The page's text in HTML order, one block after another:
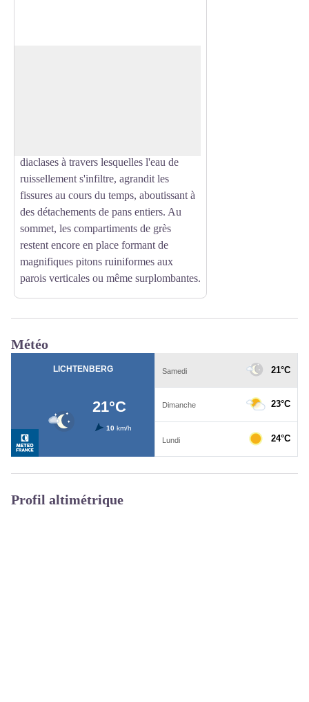
diaclases à travers lesquelles l'eau de
ruissellement s'infiltre, agrandit les
fissures au cours du temps, aboutissant à
des détachements de pans entiers. Au
sommet, les compartiments de grès
restent encore en place formant de
magnifiques pitons ruiniformes aux
parois verticales ou même surplombantes.
Météo
Profil altimétrique